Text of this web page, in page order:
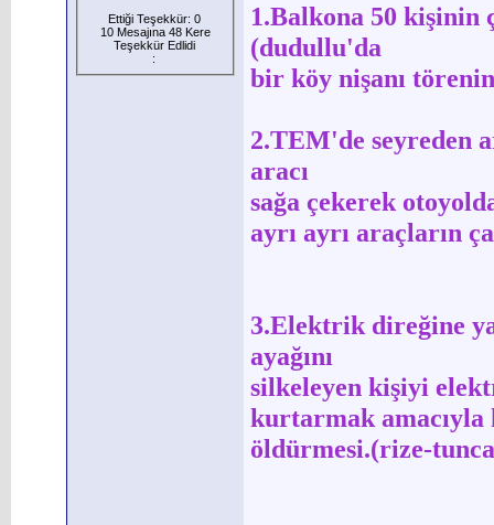
Ettiği Teşekkür: 0
10 Mesajına 48 Kere
Teşekkür Edlidi
:
1.Balkona 50 kişinin
(dudullu'da
bir köy nişanı
2.TEM'de seyreden
aracı
sağa çekerek
ayrı ayrı araçların
3.Elektrik direğine
ayağını
silkeleyen kişiyi
kurtarmak amacıyla
öldürmesi.(rize-